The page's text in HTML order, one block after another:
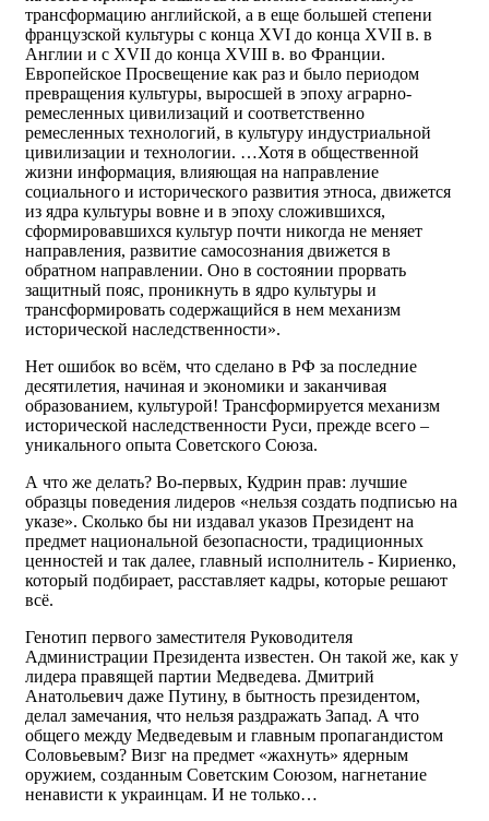
трансформацию английской, а в еще большей степени
французской культуры с конца XVI до конца XVII в. в
Англии и с XVII до конца XVIII в. во Франции.
Европейское Просвещение как раз и было периодом
превращения культуры, выросшей в эпоху аграрно-
ремесленных цивилизаций и соответственно
ремесленных технологий, в культуру индустриальной
цивилизации и технологии. …Хотя в общественной
жизни информация, влияющая на направление
социального и исторического развития этноса, движется
из ядра культуры вовне и в эпоху сложившихся,
сформировавшихся культур почти никогда не меняет
направления, развитие самосознания движется в
обратном направлении. Оно в состоянии прорвать
защитный пояс, проникнуть в ядро культуры и
трансформировать содержащийся в нем механизм
исторической наследственности».
Нет ошибок во всём, что сделано в РФ за последние
десятилетия, начиная и экономики и заканчивая
образованием, культурой! Трансформируется механизм
исторической наследственности Руси, прежде всего –
уникального опыта Советского Союза.
А что же делать? Во-первых, Кудрин прав: лучшие
образцы поведения лидеров «нельзя создать подписью на
указе». Сколько бы ни издавал указов Президент на
предмет национальной безопасности, традиционных
ценностей и так далее, главный исполнитель - Кириенко,
который подбирает, расставляет кадры, которые решают
всё.
Генотип первого заместителя Руководителя
Администрации Президента известен. Он такой же, как у
лидера правящей партии Медведева. Дмитрий
Анатольевич даже Путину, в бытность президентом,
делал замечания, что нельзя раздражать Запад. А что
общего между Медведевым и главным пропагандистом
Соловьевым? Визг на предмет «жахнуть» ядерным
оружием, созданным Советским Союзом, нагнетание
ненависти к украинцам. И не только…